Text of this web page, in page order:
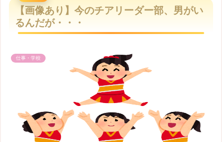
u
t
【画像あり】今のチアリーダー部、男がい
るんだが・・・
仕事・学校